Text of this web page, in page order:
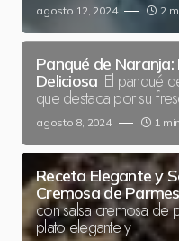
agosto 12, 2024 2
Panqué de
Deliciosa El panqué
que destaca por su
agosto 8, 2024 1
Receta Elegante y
Cremosa de
con salsa cremosa de
plato elegante y